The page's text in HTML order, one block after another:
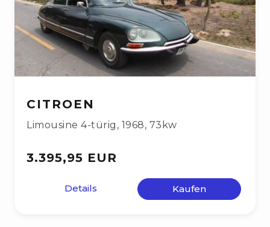
CITROEN
Limousine 4-türig , 1968, 73kw
3.395,95 EUR
Details Kaufen